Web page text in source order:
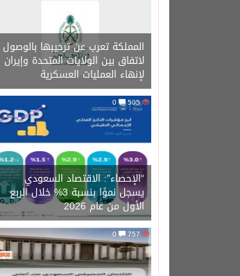
المملكة تعرب عن ترحيبها بالوصول
لاتفاق بين الولايات المتحدة وإيران
لإنهاء العمليات العسكرية
505
“الإحصاء”: الاقتصاد السعودي
يسجل نموًا بنسبة 3% خلال الربع
الأول من عام 2026
757
0